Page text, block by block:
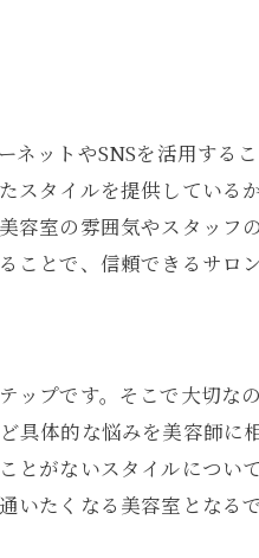
とは
選び
ン探し
ニック
ぶポイント
イズの提案
めのヒント
ットやSNSを活用する
タイルを提供している
室の雰囲気やスタッフ
ことで、信頼できるサロ
プです。そこで大切な
具体的な悩みを美容師
がないスタイルについ
いたくなる美容室となる